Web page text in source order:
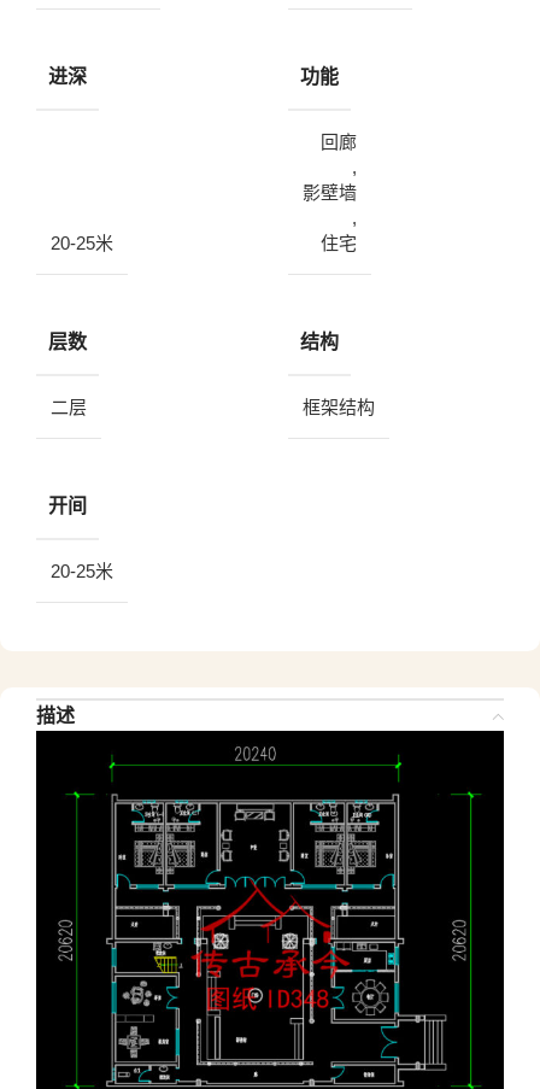
进深
20-25米
功能
回廊
,
影壁墙
,
住宅
层数
二层
结构
框架结构
开间
20-25米
描述